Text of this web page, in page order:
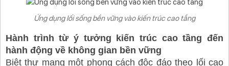
Ứng dụng lối sống bền vững vào kiến trúc cao tầng
Hành trình từ ý tưởng kiến trúc cao tầng đến
hành động về không gian bền vững
Biệt thự mang một phong cách độc đáo theo lối cao